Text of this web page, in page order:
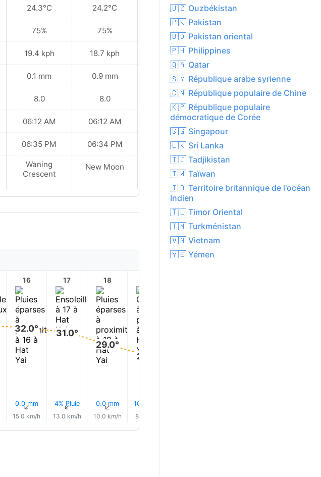
24.3°C
75%
19.4 kph
0.1 mm
8.0
06:12 AM
06:35 PM
Waning
Crescent
24.2°C
75%
18.7 kph
0.9 mm
8.0
06:12 AM
06:34 PM
New Moon
24.4°C
75%
19.4 kph
0.0 mm
8.0
06:12 AM
06:34 PM
16
32.0°
0.0 mm
↑
15.0 km/h
17
31.0°
4% Pluie
↑
13.0 km/h
18
29.0°
0.0 mm
↑
10.0 km/h
27.0°
10% Pluie
8.0 km/h
🇺🇿 Ouzbékistan
🇵🇰 Pakistan
🇧🇩 Pakistan oriental
🇵🇭 Philippines
🇶🇦 Qatar
🇸🇾 République arabe syrienne
🇨🇳 République populaire de Chine
🇰🇵 République populaire
démocratique de Corée
🇸🇬 Singapour
🇱🇰 Sri Lanka
🇹🇯 Tadjikistan
🇹🇼 Taïwan
🇮🇴 Territoire britannique de l'océan
Indien
🇹🇱 Timor Oriental
🇹🇲 Turkménistan
🇻🇳 Vietnam
🇾🇪 Yémen